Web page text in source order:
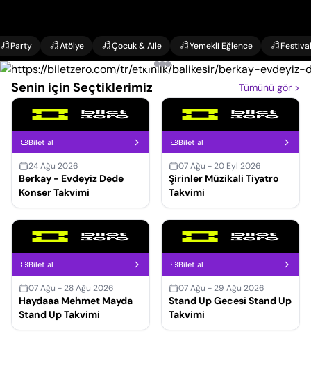
Party Atölye Çocuk & Aile Yemekli Eğlence Festival
Senin için Seçtiklerimiz Tümünü gör >
Bilet al
24 Ağu 2026
Berkay - Evdeyiz Dede
Konser Takvimi
Bilet al
07 Ağu - 20 Eyl 2026
Şirinler Müzikali Tiyatro
Takvimi
Bilet al
07 Ağu - 28 Ağu 2026
Haydaaa Mehmet Mayda
Stand Up Takvimi
Bilet al
07 Ağu - 29 Ağu 2026
Stand Up Gecesi Stand Up
Takvimi